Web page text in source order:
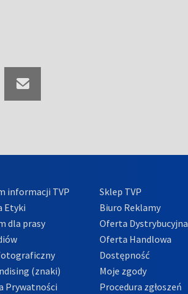
informacji TVP
Etyki
dla prasy
(znaki)
Prywatności
Sklep TVP
Biuro Reklamy
Oferta Dystrybucyjna
Oferta Handlowa
Dostępność
Moje zgody
Procedura zgłoszeń